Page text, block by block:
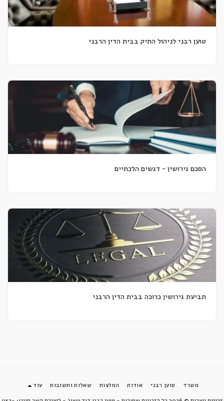
טוען רבני לניהול התיק בבית הדין הרבני
הסכם גירושין - דגשים הלכתיים
תביעת גירושין כרוכה בבית הדין הרבני
משרד טוען רבני אודות המלצות שאלות ותשובות
עוד